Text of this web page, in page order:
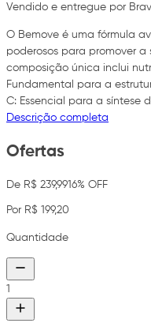
Vendido e entregue por
O Bemove é uma fórmula
poderosos para promover
composição única inclui
Fundamental para a
C: Essencial para a síntese
Descrição completa
Ofertas
De R$ 239,9916% OFF
Por R$ 199,20
Quantidade
1